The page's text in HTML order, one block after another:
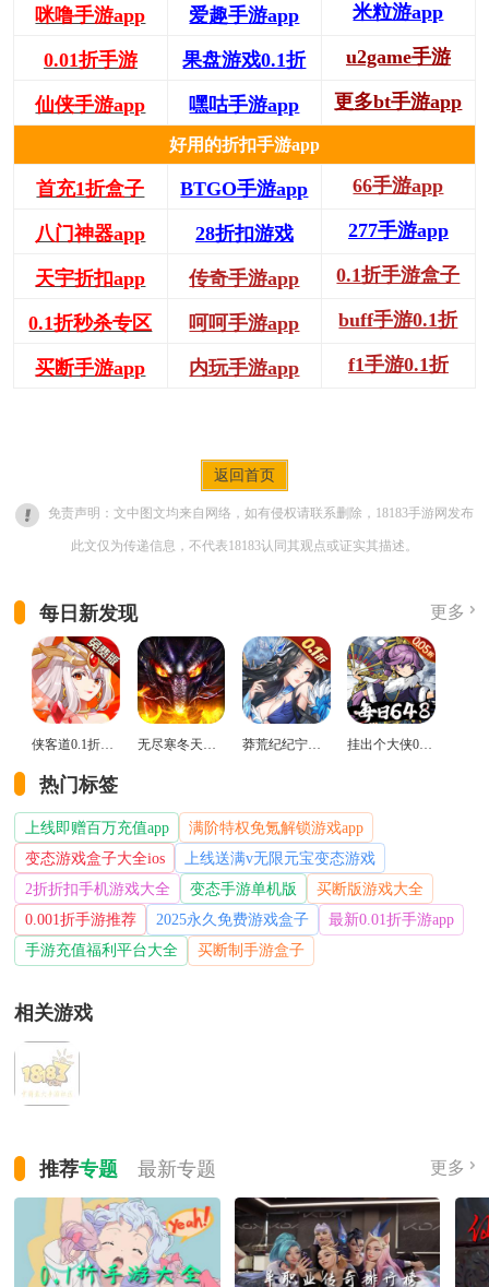
咪噜手游app 爱趣手游app 米粒游app
0.01折手游 果盘游戏0.1折 u2game手游
仙侠手游app 嘿咕手游app 更多bt手游app
好用的折扣手游app
首充1折盒子 BTGO手游app 66手游app
八门神器app 28折扣游戏 277手游app
天宇折扣app 传奇手游app 0.1折手游盒子
0.1折秒杀专区 呵呵手游app buff手游0.1折
买断手游app 内玩手游app f1手游0.1折
返回首页
免责声明：文中图文均来自网络，如有侵权请联系删除，18183手游网发布
此文仅为传递信息，不代表18183认同其观点或证实其描述。
每日新发现 更多
莽荒纪纪宁传奇0.1折送无限连抽版
热门标签
上线即赠百万充值app
满阶特权免氪解锁游戏app
变态游戏盒子大全ios
上线送满v无限元宝变态游戏
2折折扣手机游戏大全
变态手游单机版
买断版游戏大全
0.001折手游推荐
2025永久免费游戏盒子
最新0.01折手游app
手游充值福利平台大全
买断制手游盒子
相关游戏
推荐专题 最新专题 更多